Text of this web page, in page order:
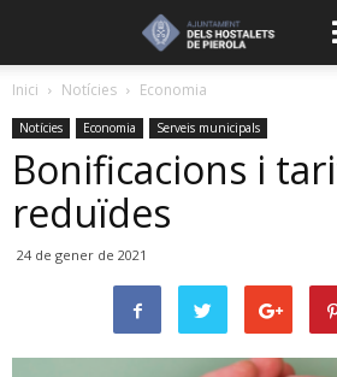
Inici Notícies Economia
Notícies Economia Serveis municipals
Bonificacions i
reduïdes
24 de gener de 2021